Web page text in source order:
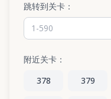
跳转到关卡：
附近关卡：
378
379